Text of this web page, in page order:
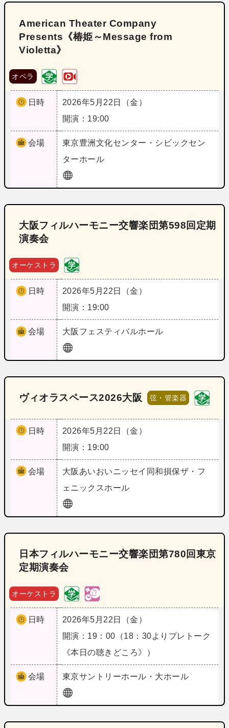
American Theater Company
Presents《椿姫～Message from
Violetta》
オペラ
日時
2026年5月22日（金）
開演：19:00
会場 東京豊洲文化センター・シビックセン
ターホール
大阪フィルハーモニー交響楽団第598回定期
演奏会
オーケストラ
日時
2026年5月22日（金）
開演：19:00
会場 大阪 フェスティバルホール
ヴィオラスペース2026大阪 弦・管楽器
日時
2026年5月22日（金）
開演：19:00
会場 大阪 あいおいニッセイ同和損保ザ・フ
ェニックスホール
日本フィルハーモニー交響楽団第780回東京
定期演奏会
オーケストラ
日時
2026年5月22日（金）
開演：19：00（18：30よりプレトーク
《本日の聴きどころ》）
会場 東京サントリーホール・大ホール